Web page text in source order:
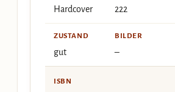
Hardcover 222
ZUSTAND
gut
BILDER
–
ISBN